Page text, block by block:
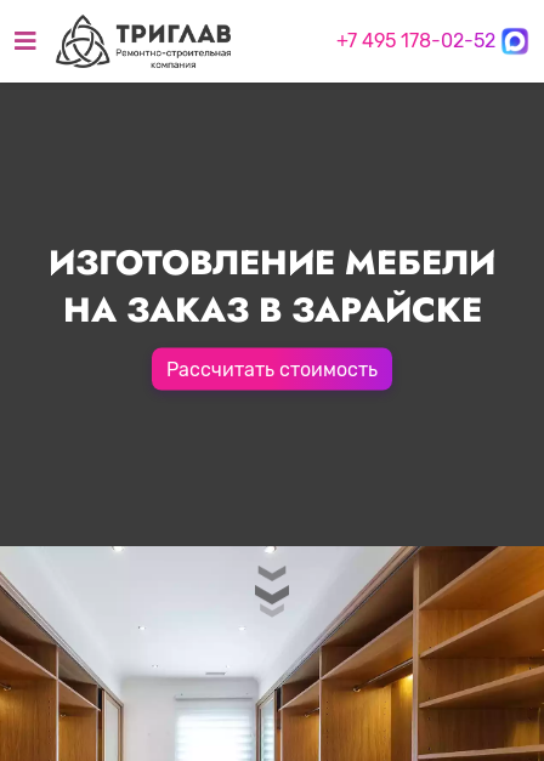
+7 495 178-02-52
ИЗГОТОВЛЕНИЕ МЕБЕЛИ
НА ЗАКАЗ В ЗАРАЙСКЕ
Рассчитать стоимость